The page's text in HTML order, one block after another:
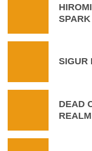
SPARK
SIGUR
DEAD